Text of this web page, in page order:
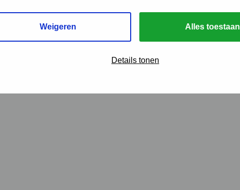
Weigeren Alles toestaan
Details tonen